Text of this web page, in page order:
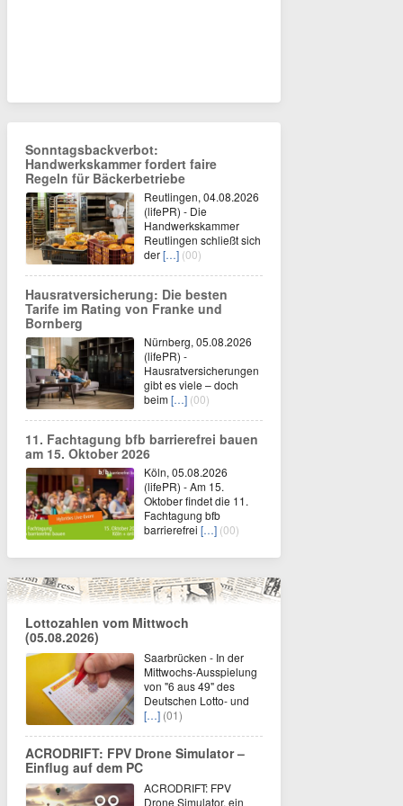
Sonntagsbackverbot:
Handwerkskammer fordert faire
Regeln für Bäckerbetriebe
Reutlingen, 04.08.2026
(lifePR) - Die
Handwerkskammer
Reutlingen schließt sich
der[…] (00)
Hausratversicherung: Die besten
Tarife im Rating von Franke und
Bornberg
Nürnberg, 05.08.2026
(lifePR) -
Hausratversicherungen
gibt es viele – doch
beim[…] (00)
11. Fachtagung bfb barrierefrei bauen
am 15. Oktober 2026
Köln, 05.08.2026
(lifePR) - Am 15.
Oktober findet die 11.
Fachtagung bfb
barrierefrei […] (00)
Lottozahlen vom Mittwoch
(05.08.2026)
Saarbrücken - In der
Mittwochs-Ausspielung
von "6 aus 49" des
Deutschen Lotto- und
[…] (01)
ACRODRIFT: FPV Drone Simulator –
Einflug auf dem PC
ACRODRIFT: FPV
Drone Simulator, ein